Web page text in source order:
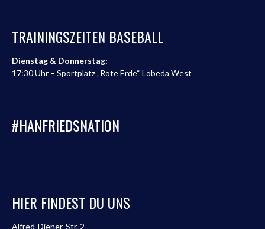
TRAININGSZEITEN BASEBALL
Dienstag & Donnerstag:
17:30 Uhr – Sportplatz „Rote Erde“ Lobeda West
#HANFRIEDSNATION
HIER FINDEST DU UNS
Alfred-Diener-Str. 2